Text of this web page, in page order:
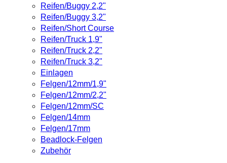
Reifen/Buggy 2,2"
Reifen/Buggy 3,2"
Reifen/Short Course
Reifen/Truck 1,9"
Reifen/Truck 2,2"
Reifen/Truck 3,2"
Einlagen
Felgen/12mm/1,9"
Felgen/12mm/2,2"
Felgen/12mm/SC
Felgen/14mm
Felgen/17mm
Beadlock-Felgen
Zubehör